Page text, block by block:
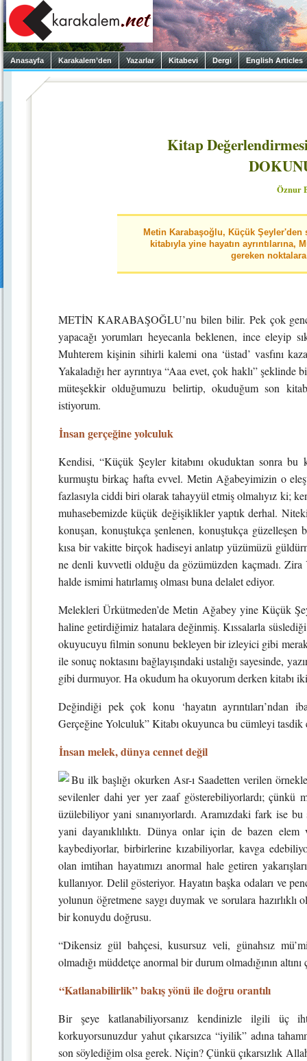
Anasayfa Karakalem’den Yazarlar Kitabevi Dergi English Articles
Kitap
Öznur
Metin Karabaşoğlu, Küçük Şeyler'den
kitabıyla yine hayatın ayrıntılarına,
gereken
METİN KARABAŞOĞLU’nu bilen bilir. Pek çok
yapacağı yorumları heyecanla beklenen, ince eleyip
Muhterem kişinin sihirli kalemi ona ‘üstad’ vasfını
Yakaladığı her ayrıntıya “Aaa evet, çok haklı”
müteşekkir olduğumuzu belirtip, okuduğum son
istiyorum.
İnsan gerçeğine yolculuk
Kendisi, “Küçük Şeyler kitabını okuduktan sonra
kurmuştu birkaç hafta evvel. Metin Ağabeyimizin o
fazlasıyla ciddi biri olarak tahayyül etmiş olmalıyız ki;
muhasebemizde küçük değişiklikler yaptık derhal.
konuşan, konuştukça şenlenen, konuştukça güzelleşen
kısa bir vakitte birçok hadiseyi anlatıp yüzümüzü
ne denli kuvvetli olduğu da gözümüzden kaçmadı. Zira
halde ismimi hatırlamış olması buna delalet ediyor.
Melekleri Ürkütmeden’de Metin Ağabey yine Küçük
haline getirdiğimiz hatalara değinmiş. Kıssalarla
okuyucuyu filmin sonunu bekleyen bir izleyici gibi
ile sonuç noktasını bağlayışındaki ustalığı sayesinde,
gibi durmuyor. Ha okudum ha okuyorum derken kitabı
Değindiği pek çok konu ‘hayatın ayrıntıları’ndan
Gerçeğine Yolculuk” Kitabı okuyunca bu cümleyi tasdik
İnsan melek, dünya cennet değil
Bu ilk başlığı okurken Asr-ı Saadetten verilen
sevilenler dahi yer yer zaaf gösterebiliyorlardı; çünkü
üzülebiliyor yani sınanıyorlardı. Aramızdaki fark ise bu
yani dayanıklılıktı. Dünya onlar için de bazen
kaybediyorlar, birbirlerine kızabiliyorlar, kavga
olan imtihan hayatımızı anormal hale getiren
kullanıyor. Delil gösteriyor. Hayatın başka odaları ve
yolunun öğretmene saygı duymak ve sorulara
bir konuydu doğrusu.
“Dikensiz gül bahçesi, kusursuz veli, günahsız
olmadığı müddetçe anormal bir durum olmadığının altını
“Katlanabilirlik” bakış yönü ile doğru orantılı
Bir şeye katlanabiliyorsanız kendinizle ilgili üç
korkuyorsunuzdur yahut çıkarsızca “iyilik” adına
son söylediğim olsa gerek. Niçin? Çünkü çıkarsızlık